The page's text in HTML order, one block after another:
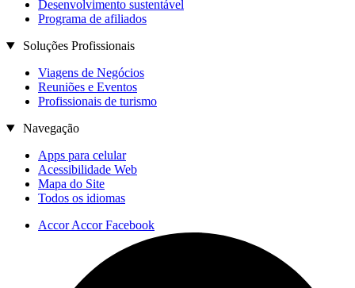
Desenvolvimento sustentável
Programa de afiliados
Soluções Profissionais
Viagens de Negócios
Reuniões e Eventos
Profissionais de turismo
Navegação
Apps para celular
Acessibilidade Web
Mapa do Site
Todos os idiomas
Accor Accor Facebook